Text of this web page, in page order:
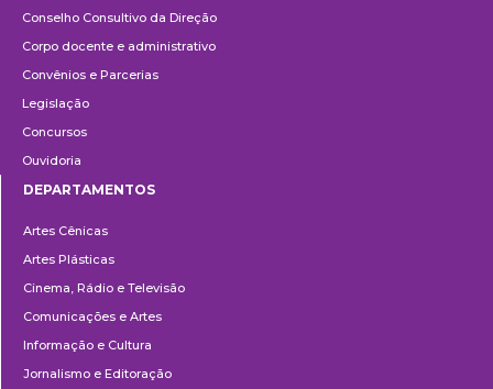
Conselho Consultivo da Direção
Corpo docente e administrativo
Convênios e Parcerias
Legislação
Concursos
Ouvidoria
DEPARTAMENTOS
Artes Cênicas
Artes Plásticas
Cinema, Rádio e Televisão
Comunicações e Artes
Informação e Cultura
Jornalismo e Editoração